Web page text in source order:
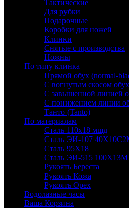
Тактические
Для рубки
Подарочные
Коробки для ножей
Клинки
Снятые с производства
Ножны
По типу клинка
Прямой обух (normal-
С вогнутым скосом
С завышенной линией
С понижением линии
Танто (Tanto)
По материалам
Сталь 110х18 мшд
Сталь ЭИ-107
Сталь 95Х18
Сталь ЭИ-515 100Х13М
Рукоять Береста
Рукоять Кожа
Рукоять Орех
Водолазные часы
Ваша Корзина